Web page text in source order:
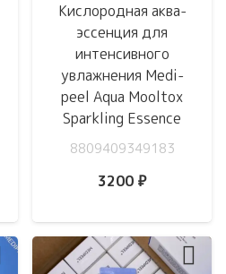
Кислородная аква-
эссенция для
интенсивного
увлажнения Medi-
peel Aqua Mooltox
Sparkling Essence
8809409349183
3200 ₽